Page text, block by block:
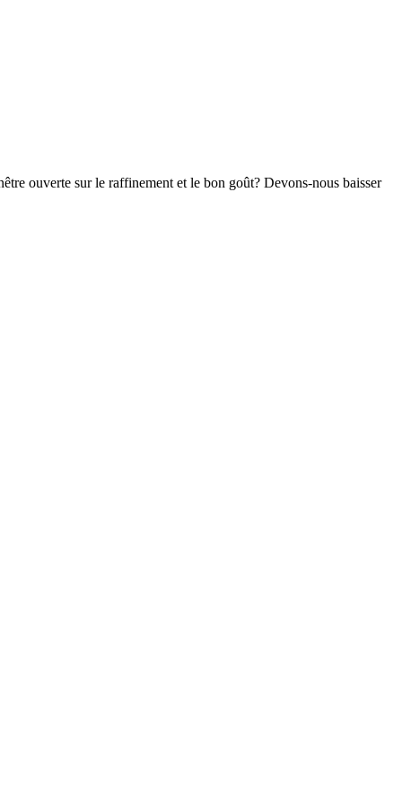
ouverte sur le raffinement et le bon goût? Devons-nous baisser